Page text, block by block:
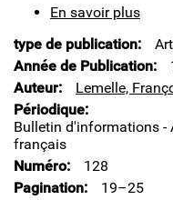
En savoir plus
en
ligne
à
type de publication
Année de Publication
Auteur
Lemelle,
Périodique
Bulletin d'informations -
français
Numéro
128
Pagination
19–25